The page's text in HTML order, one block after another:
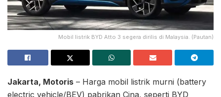
Mobil listrik BYD Atto 3 segera dirilis di Malaysia. (Pautan)
Jakarta, Motoris – Harga mobil listrik murni (battery
electric vehicle/BEV) pabrikan Cina, seperti BYD